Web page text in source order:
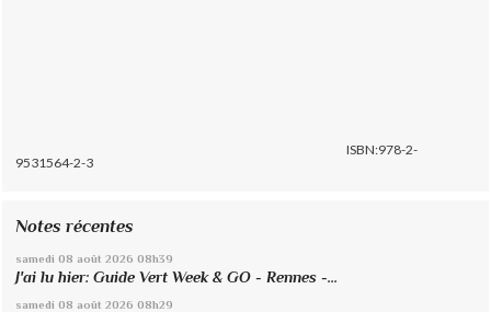
ISBN:978-2-
9531564-2-3
Notes récentes
samedi 08 août 2026 08h39
J'ai lu hier: Guide Vert Week & GO - Rennes -...
samedi 08 août 2026 08h29